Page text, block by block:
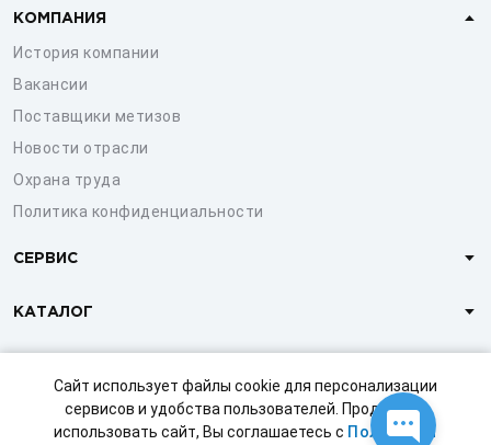
Сайт использует файлы cookie для персонализации
сервисов и удобства пользователей. Продолжая
использовать сайт, Вы соглашаетесь с Политикой
КОМПАНИЯ
История компании
Вакансии
Поставщики метизов
Новости отрасли
Охрана труда
Политика конфиденциальности
СЕРВИС
КАТАЛОГ